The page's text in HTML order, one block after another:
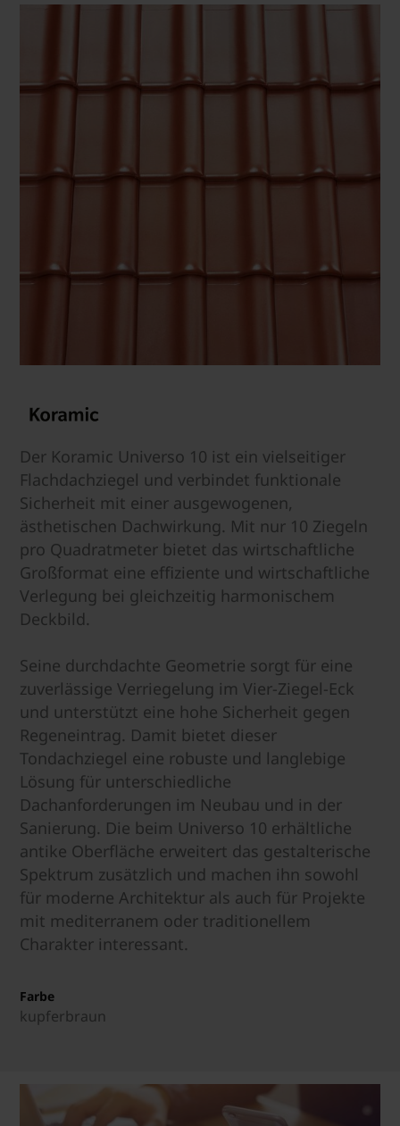
Der Koramic Universo 10 ist ein vielseitiger
Flachdachziegel und verbindet funktionale
Sicherheit mit einer ausgewogenen,
ästhetischen Dachwirkung. Mit nur 10 Ziegeln
pro Quadratmeter bietet das wirtschaftliche
Großformat eine effiziente und wirtschaftliche
Verlegung bei gleichzeitig harmonischem
Deckbild.
Seine durchdachte Geometrie sorgt für eine
zuverlässige Verriegelung im Vier-Ziegel-Eck
und unterstützt eine hohe Sicherheit gegen
Regeneintrag. Damit bietet dieser
Tondachziegel eine robuste und langlebige
Lösung für unterschiedliche
Dachanforderungen im Neubau und in der
Sanierung. Die beim Universo 10 erhältliche
antike Oberfläche erweitert das gestalterische
Spektrum zusätzlich und machen ihn sowohl
für moderne Architektur als auch für Projekte
mit mediterranem oder traditionellem
Charakter interessant.
Farbe
kupferbraun